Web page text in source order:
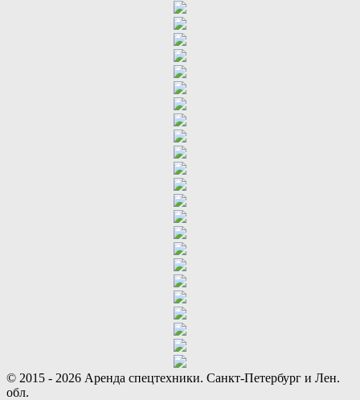
© 2015 - 2026 Аренда спецтехники. Санкт-Петербург и Лен.
обл.